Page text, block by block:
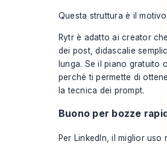
Questa struttura è il
Rytr è adatto ai creator
dei post, didascalie
lunga. Se il piano gratuito
perché ti permette di
la tecnica dei prompt.
Buono per bozze
Per LinkedIn, il miglior